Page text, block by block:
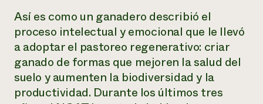
directa de
1-800-346-
Así es como un ganadero describió el
proceso intelectual y emocional que le llevó
a adoptar el pastoreo regenerativo: criar
ganado de formas que mejoren la salud del
suelo y aumenten la biodiversidad y la
productividad. Durante los últimos tres